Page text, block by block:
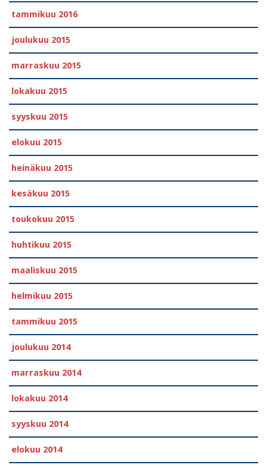
tammikuu 2016
joulukuu 2015
marraskuu 2015
lokakuu 2015
syyskuu 2015
elokuu 2015
heinäkuu 2015
kesäkuu 2015
toukokuu 2015
huhtikuu 2015
maaliskuu 2015
helmikuu 2015
tammikuu 2015
joulukuu 2014
marraskuu 2014
lokakuu 2014
syyskuu 2014
elokuu 2014